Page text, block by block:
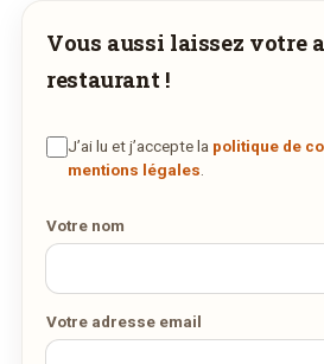
DÉCOUVRIR LA
DES MILLIERS DE PLATS LIVRÉS
Vous aussi laissez votre
restaurant !
J’ai lu et j’accepte la politique de
mentions légales
Votre nom
Votre adresse email